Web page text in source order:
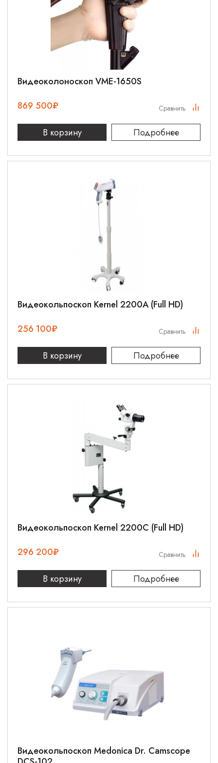
Видеоколоноскоп VME-1650S
869 500₽
В корзину Подробнее
Сравнить
Видеокольпоскоп Kernel 2200A (Full HD)
256 100₽
В корзину Подробнее
Сравнить
Видеокольпоскоп Kernel 2200C (Full HD)
296 200₽
В корзину Подробнее
Сравнить
Видеокольпоскоп Medonica Dr. Camscope